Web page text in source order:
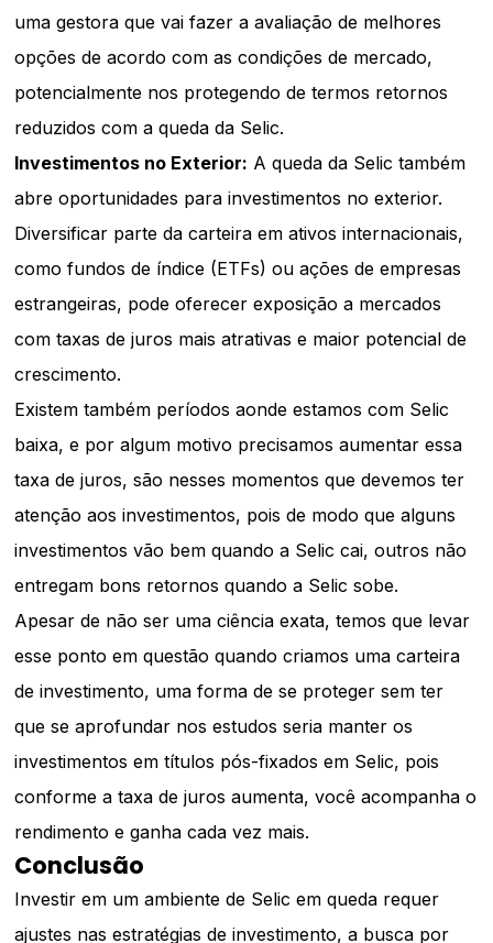
uma gestora que vai fazer a avaliação de melhores
opções de acordo com as condições de mercado,
potencialmente nos protegendo de termos retornos
reduzidos com a queda da Selic.
Investimentos no Exterior: A queda da Selic também
abre oportunidades para investimentos no exterior.
Diversificar parte da carteira em ativos internacionais,
como fundos de índice (ETFs) ou ações de empresas
estrangeiras, pode oferecer exposição a mercados
com taxas de juros mais atrativas e maior potencial de
crescimento.
Existem também períodos aonde estamos com Selic
baixa, e por algum motivo precisamos aumentar essa
taxa de juros, são nesses momentos que devemos ter
atenção aos investimentos, pois de modo que alguns
investimentos vão bem quando a Selic cai, outros não
entregam bons retornos quando a Selic sobe.
Apesar de não ser uma ciência exata, temos que levar
esse ponto em questão quando criamos uma carteira
de investimento, uma forma de se proteger sem ter
que se aprofundar nos estudos seria manter os
investimentos em títulos pós-fixados em Selic, pois
conforme a taxa de juros aumenta, você acompanha o
rendimento e ganha cada vez mais.
Conclusão
Investir em um ambiente de Selic em queda requer
ajustes nas estratégias de investimento, a busca por